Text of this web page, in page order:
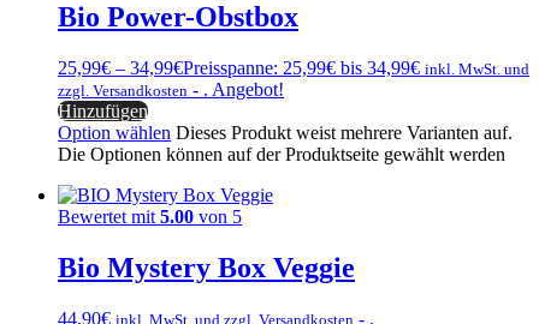
Bio Power-Obstbox
25,99€ – 34,99€Preisspanne: 25,99€ bis 34,99€ inkl. MwSt. und
zzgl. Versandkosten - . Angebot!
Hinzufügen
Option wählen Dieses Produkt weist mehrere Varianten auf.
Die Optionen können auf der Produktseite gewählt werden
Bewertet mit 5.00 von 5
Bio Mystery Box Veggie
44,90€ inkl. MwSt. und zzgl. Versandkosten - .